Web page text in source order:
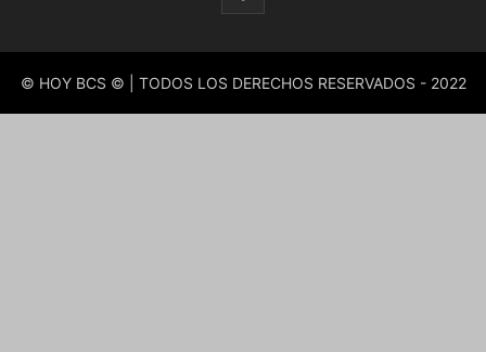
© HOY BCS © | TODOS LOS DERECHOS RESERVADOS - 2022